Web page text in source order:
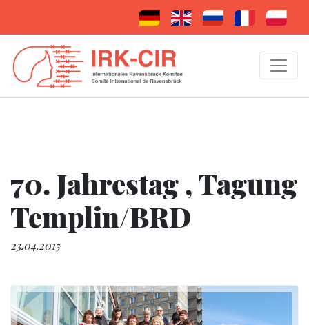
70. Jahrestag , Tagung
Templin/BRD
23.04.2015